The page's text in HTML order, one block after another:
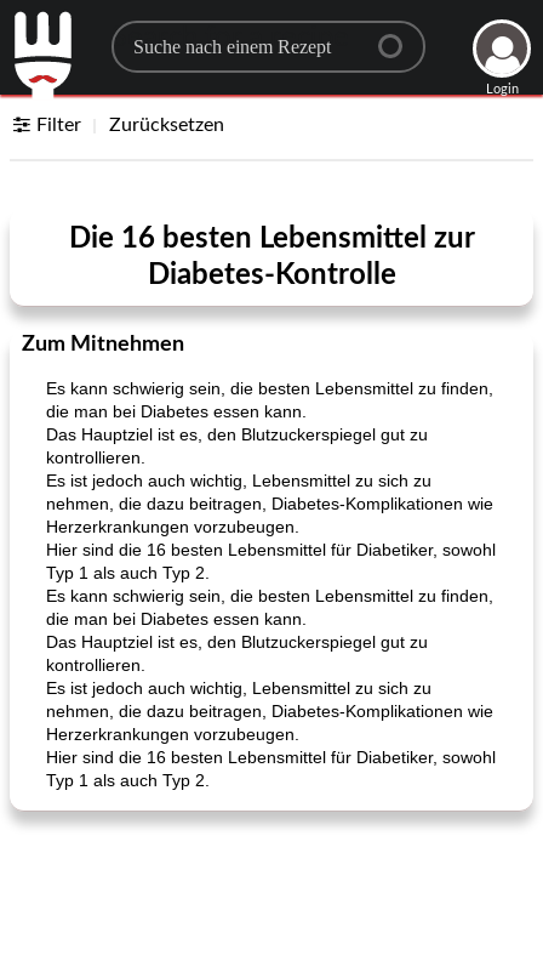
Search for a recipe
Login
Filter Zurücksetzen
Die 16 besten Lebensmittel zur
Diabetes-Kontrolle
Zum Mitnehmen
Es kann schwierig sein, die besten Lebensmittel zu finden,
die man bei Diabetes essen kann.
Das Hauptziel ist es, den Blutzuckerspiegel gut zu
kontrollieren.
Es ist jedoch auch wichtig, Lebensmittel zu sich zu
nehmen, die dazu beitragen, Diabetes-Komplikationen wie
Herzerkrankungen vorzubeugen.
Hier sind die 16 besten Lebensmittel für Diabetiker, sowohl
Typ 1 als auch Typ 2.
Es kann schwierig sein, die besten Lebensmittel zu finden,
die man bei Diabetes essen kann.
Das Hauptziel ist es, den Blutzuckerspiegel gut zu
kontrollieren.
Es ist jedoch auch wichtig, Lebensmittel zu sich zu
nehmen, die dazu beitragen, Diabetes-Komplikationen wie
Herzerkrankungen vorzubeugen.
Hier sind die 16 besten Lebensmittel für Diabetiker, sowohl
Typ 1 als auch Typ 2.